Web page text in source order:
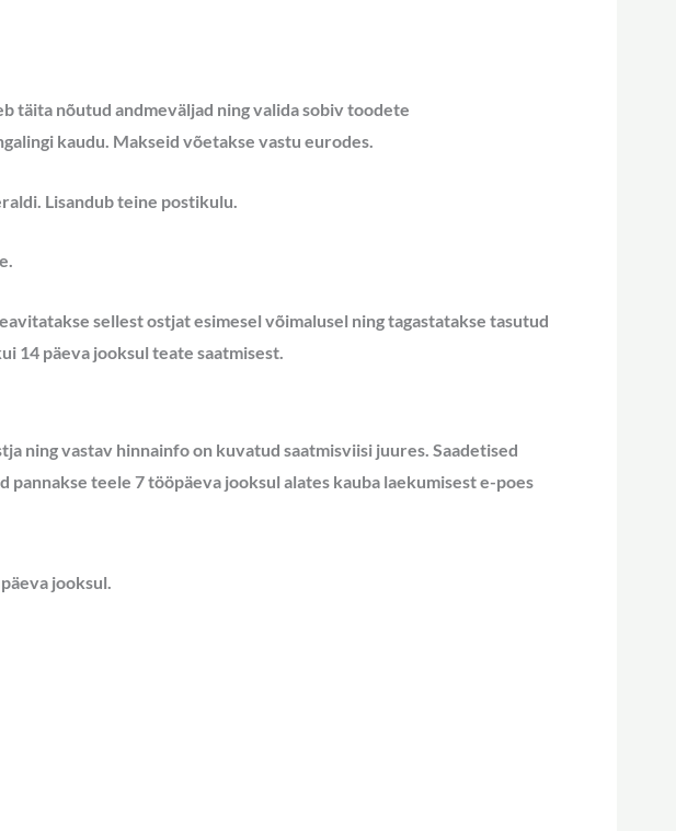
täita nõutud andmeväljad ning valida sobiv toodete
kaudu. Makseid võetakse vastu eurodes.
Lisandub teine postikulu.
sellest ostjat esimesel võimalusel ning tagastatakse tasutud
14 päeva jooksul teate saatmisest.
ning vastav hinnainfo on kuvatud saatmisviisi juures. Saadetised
teele 7 tööpäeva jooksul alates kauba laekumisest e-poes
jooksul.